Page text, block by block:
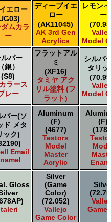
ノ源
ーパーメタリック
ーパーメタリック 2
プレー
ラーGX
ルカラー
イサー/プライマー
ート
クカラーGX
ラー
ラー
ースプレー
ーカー
カラー
エロー
ムカラ
ー
ディープイエ
ロー
(AK11045)
AK 3rd Gen
Acrylics
レモン
ー
Model
ルバー
（銀）
(S8)
ラース
レー
フラットアル
ミ
(XF16)
タミヤ アク
リル塗料 (フ
ラット)
シルバ
タリッ
Model
バー(ソ
ド メタ
ック)
Email
Aluminum
(F)
(4677)
Testors
Model
Master
Acrylic
(F)
Gloss
Silver
(Game
Color)
(72.052)
Vallejo
Game Color
Game